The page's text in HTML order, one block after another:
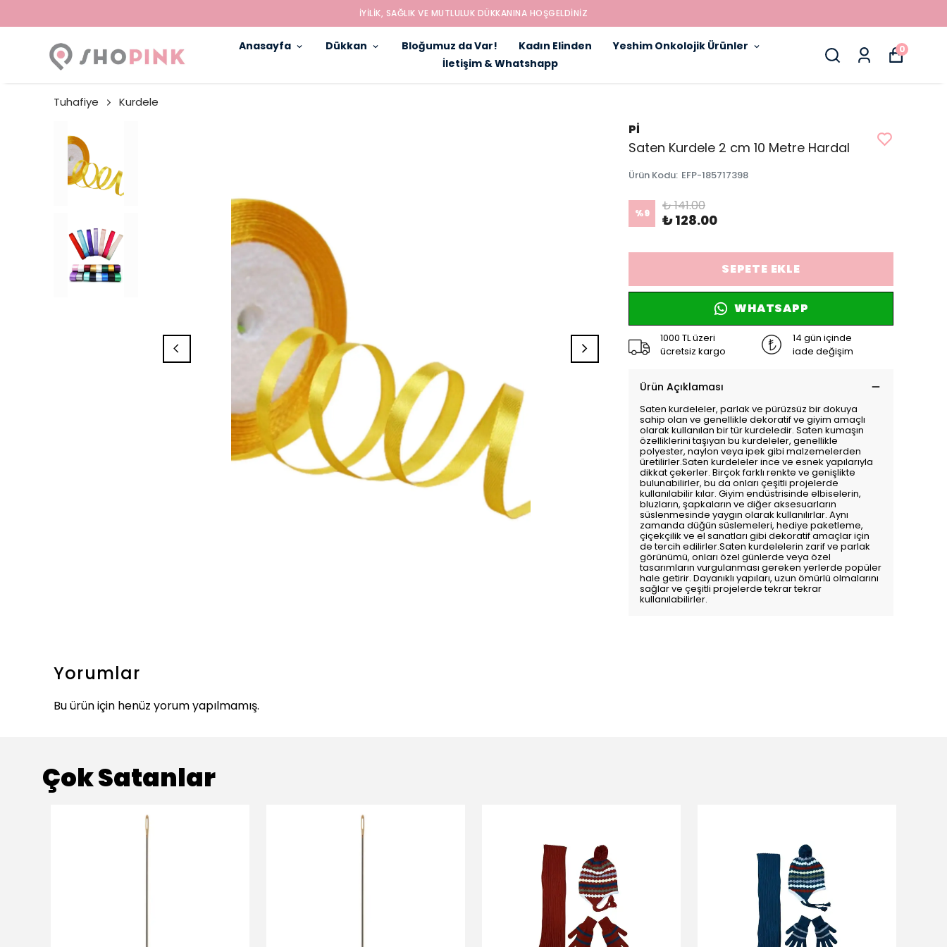
İYILIK, SAĞLIK VE MUTLULUK DÜKKANINA HOŞGELDINIZ
Anasayfa Dükkan Bloğumuz da Var! Kadın Elinden
Yeshim Onkolojik Ürünler
İletişim & Whatshapp
0
Tuhafiye Kurdele
Pİ
Saten Kurdele 2 cm 10 Metre Hardal
Ürün Kodu: EFP-185717398
%9 ₺ 141.00
₺ 128.00
SEPETE EKLE
WHATSAPP
1000 TL üzeri
ücretsiz kargo
14 gün içinde
iade değişim
Ürün Açıklaması
Saten kurdeleler, parlak ve pürüzsüz bir dokuya
sahip olan ve genellikle dekoratif ve giyim amaçlı
olarak kullanılan bir tür kurdeledir. Saten kumaşın
özelliklerini taşıyan bu kurdeleler, genellikle
polyester, naylon veya ipek gibi malzemelerden
üretilirler.Saten kurdeleler ince ve esnek yapılarıyla
dikkat çekerler. Birçok farklı renkte ve genişlikte
bulunabilirler, bu da onları çeşitli projelerde
kullanılabilir kılar. Giyim endüstrisinde elbiselerin,
bluzların, şapkaların ve diğer aksesuarların
süslenmesinde yaygın olarak kullanılırlar. Aynı
zamanda düğün süslemeleri, hediye paketleme,
çiçekçilik ve el sanatları gibi dekoratif amaçlar için
de tercih edilirler.Saten kurdelelerin zarif ve parlak
görünümü, onları özel günlerde veya özel
tasarımların vurgulanması gereken yerlerde popüler
hale getirir. Dayanıklı yapıları, uzun ömürlü olmalarını
sağlar ve çeşitli projelerde tekrar tekrar
kullanılabilirler.
Yorumlar
Bu ürün için henüz yorum yapılmamış.
Çok Satanlar